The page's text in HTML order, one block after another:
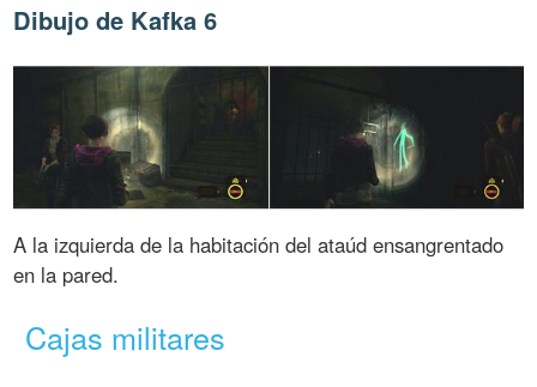
Dibujo de Kafka 6
A la izquierda de la habitación del ataúd ensangrentado
en la pared.
Cajas militares